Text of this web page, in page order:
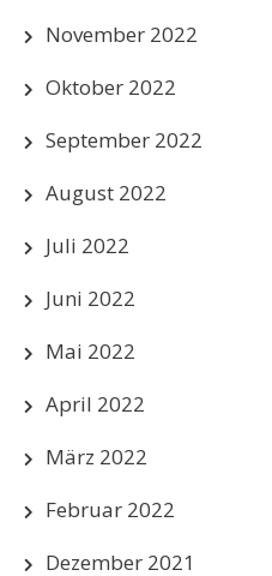
November 2022
Oktober 2022
September 2022
August 2022
Juli 2022
Juni 2022
Mai 2022
April 2022
März 2022
Februar 2022
Dezember 2021